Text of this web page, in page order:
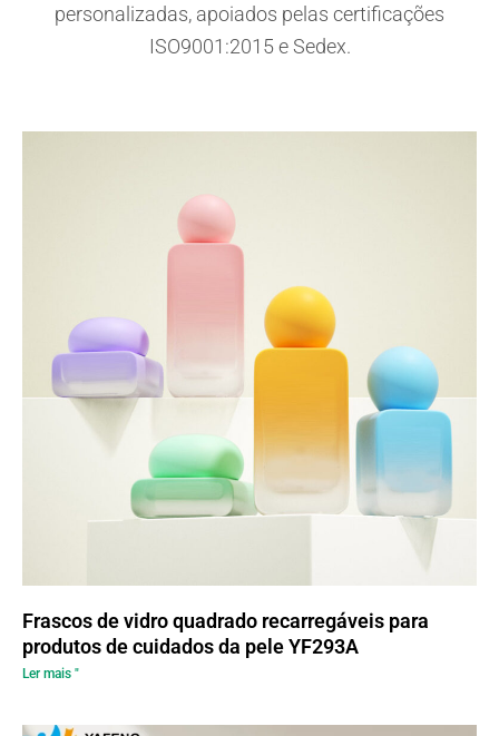
personalizadas, apoiados pelas certificações
ISO9001:2015 e Sedex.
Frascos de vidro quadrado recarregáveis para
produtos de cuidados da pele YF293A
Ler mais "